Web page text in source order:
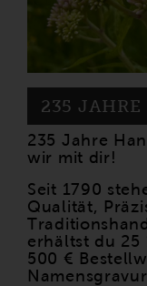
235 JAHRE
235 Jahre
wir mit dir!
Seit 1790
Qualität,
erhältst du 25
500 €